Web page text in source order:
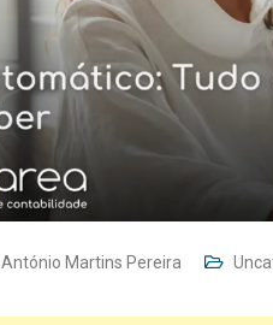
António Martins Pereira